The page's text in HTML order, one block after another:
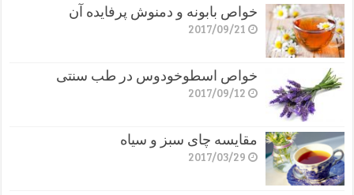
خواص بابونه و دمنوش پرفایده آن
2017/09/21
خواص اسطوخودوس در طب سنتی
2017/09/12
مقایسه چای سبز و سیاه
2017/03/29